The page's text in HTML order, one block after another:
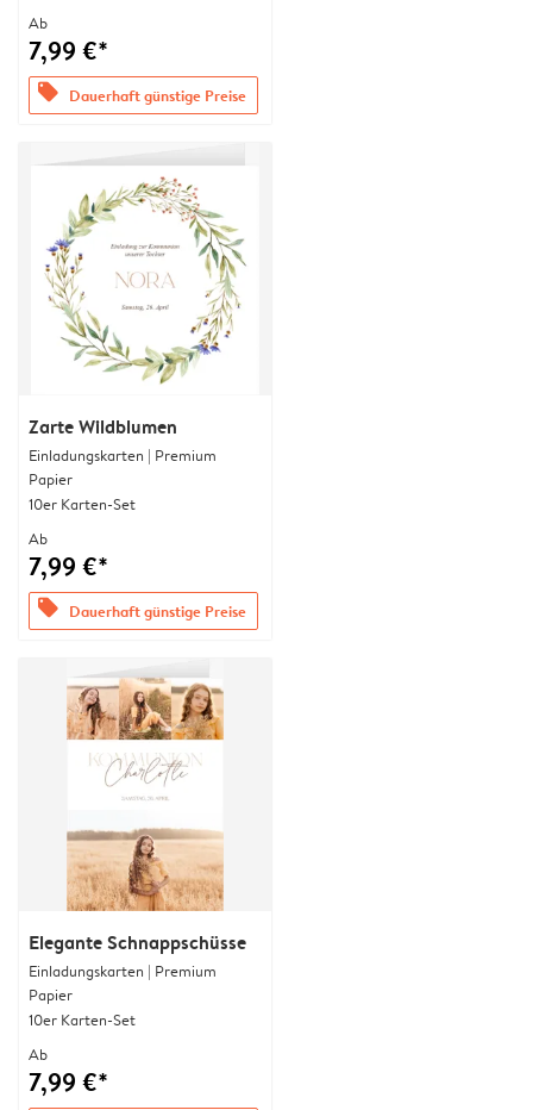
Ab
7,99 €*
offers Dauerhaft günstige Preise
Zarte Wildblumen
Einladungskarten | Premium
Papier
10er Karten-Set
Ab
7,99 €*
offers Dauerhaft günstige Preise
Elegante Schnappschüsse
Einladungskarten | Premium
Papier
10er Karten-Set
Ab
7,99 €*